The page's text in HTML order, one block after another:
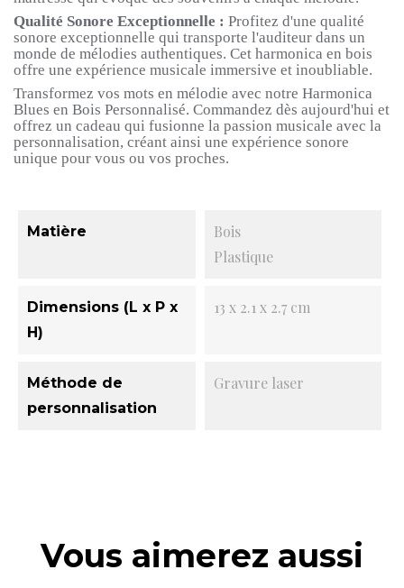
Qualité Sonore Exceptionnelle : Profitez d'une qualité
sonore exceptionnelle qui transporte l'auditeur dans un
monde de mélodies authentiques. Cet harmonica en bois
offre une expérience musicale immersive et inoubliable.
Transformez vos mots en mélodie avec notre Harmonica
Blues en Bois Personnalisé. Commandez dès aujourd'hui et
offrez un cadeau qui fusionne la passion musicale avec la
personnalisation, créant ainsi une expérience sonore
unique pour vous ou vos proches.
Matière
Bois
Plastique
Dimensions (L x P x
H)
13 x 2.1 x 2.7 cm
Méthode de
personnalisation
Gravure laser
Vous aimerez aussi